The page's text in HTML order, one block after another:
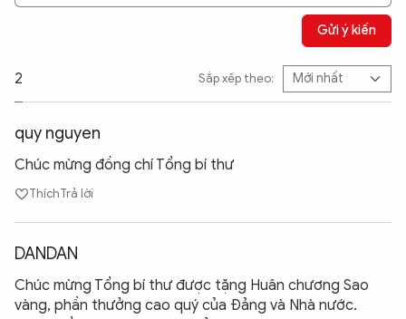
Gửi ý kiến
2 Sắp xếp theo:
quy nguyen
Chúc mừng đồng chí Tổng bí thư
ThíchTrả lời
DANDAN
Chúc mừng Tổng bí thư được tặng Huân chương Sao
vàng, phần thưởng cao quý của Đảng và Nhà nước.